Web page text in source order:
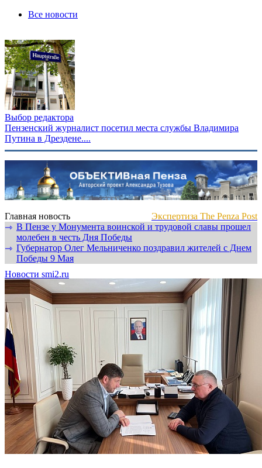
Все новости
Выбор редактора
Пензенский журналист посетил места службы Владимира
Путина в Дрездене....
Главная новость
Экспертиза The Penza Post
⇾ В Пензе у Монумента воинской и трудовой славы прошел
молебен в честь Дня Победы
⇾ Губернатор Олег Мельниченко поздравил жителей с Днем
Победы 9 Мая
Новости smi2.ru